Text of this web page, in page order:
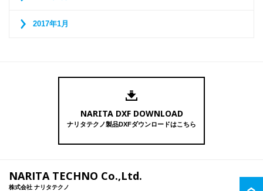
2017年1月
NARITA DXF DOWNLOAD
ナリタテクノ製品DXFダウンロードはこちら
NARITA TECHNO Co.,Ltd.
株式会社 ナリタテクノ